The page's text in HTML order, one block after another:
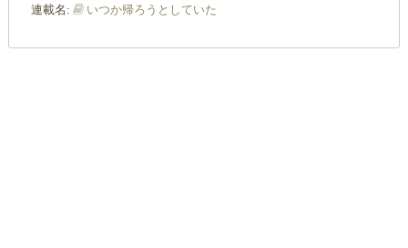
連載名:
いつか帰ろうとしていた